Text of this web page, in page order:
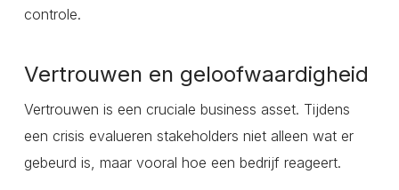
controle.
Vertrouwen en geloofwaardigheid
Vertrouwen is een cruciale business asset. Tijdens
een crisis evalueren stakeholders niet alleen wat er
gebeurd is, maar vooral hoe een bedrijf reageert.